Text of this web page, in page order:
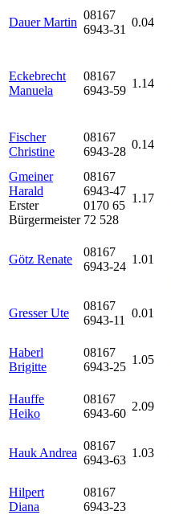
Dauer Martin
08167
6943-31
0.04
Eckebrecht
Manuela
08167
6943-59
1.14
Fischer
Christine
08167
6943-28
0.14
Gmeiner
Harald
Erster
Bürgermeister
08167
6943-47
0170 65
72 528
1.17
Götz Renate
08167
6943-24
1.01
Gresser Ute
08167
6943-11
0.01
Haberl
Brigitte
08167
6943-25
1.05
Hauffe
Heiko
08167
6943-60
2.09
Hauk Andrea
08167
6943-63
1.03
Hilpert
Diana
08167
6943-23